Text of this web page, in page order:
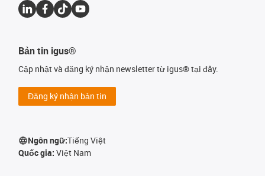
Bản tin igus®
Cập nhật và đăng ký nhận newsletter từ igus® tại đây.
Đăng ký nhận bản tin
Ngôn ngữ:Tiếng Việt
Quốc gia: Việt Nam